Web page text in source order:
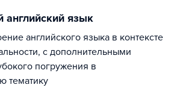
английский язык
с дополнительными
погружения в
тематику